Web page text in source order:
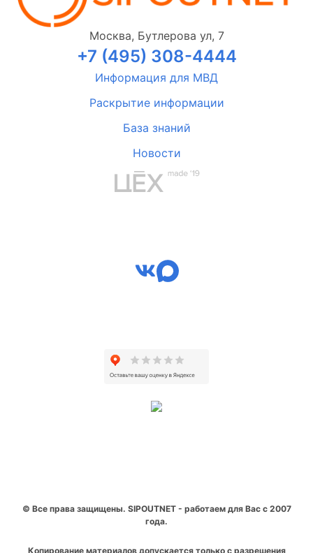
Москва, Бутлерова ул, 7
+7 (495) 308-4444
Информация для МВД
Раскрытие информации
База знаний
Новости
© Все права защищены. SIPOUTNET - работаем для Вас с 2007
года.
Копирование материалов допускается только с разрешения